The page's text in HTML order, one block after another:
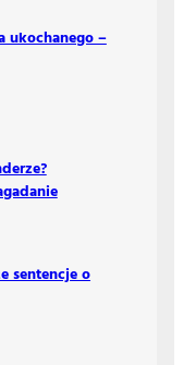
ukochanego –
sentencje o